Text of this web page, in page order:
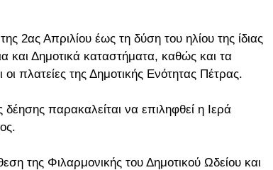
2ας Απριλίου έως τη δύση του ηλίου της ίδιας
και Δημοτικά καταστήματα, καθώς και τα
οι πλατείες της Δημοτικής Ενότητας Πέτρας.
παρακαλείται να επιληφθεί η Ιερά
της Φιλαρμονικής του Δημοτικού Ωδείου και